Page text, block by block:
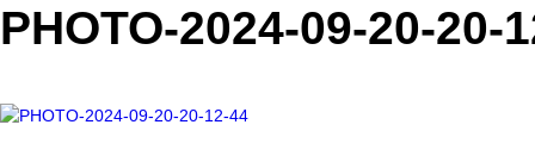
PHOTO-2024-09-20-20-